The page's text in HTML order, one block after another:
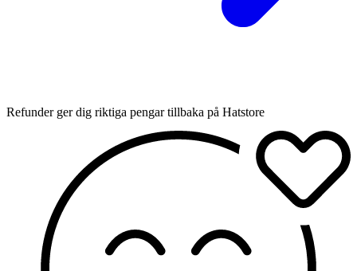
Refunder ger dig riktiga pengar tillbaka på Hatstore